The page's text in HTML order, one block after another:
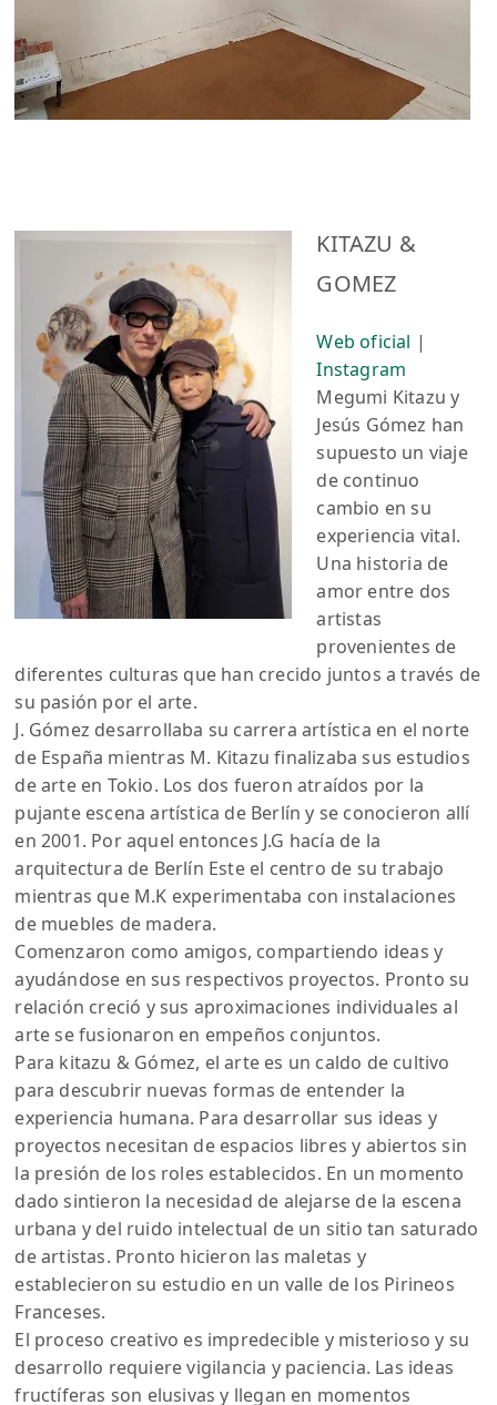
KITAZU &
GOMEZ
Web oficial |
Instagram
Megumi Kitazu y
Jesús Gómez han
supuesto un viaje
de continuo
cambio en su
experiencia vital.
Una historia de
amor entre dos
artistas
provenientes de
diferentes culturas que han crecido juntos a través de
su pasión por el arte.
J. Gómez desarrollaba su carrera artística en el norte
de España mientras M. Kitazu finalizaba sus estudios
de arte en Tokio. Los dos fueron atraídos por la
pujante escena artística de Berlín y se conocieron allí
en 2001. Por aquel entonces J.G hacía de la
arquitectura de Berlín Este el centro de su trabajo
mientras que M.K experimentaba con instalaciones
de muebles de madera.
Comenzaron como amigos, compartiendo ideas y
ayudándose en sus respectivos proyectos. Pronto su
relación creció y sus aproximaciones individuales al
arte se fusionaron en empeños conjuntos.
Para kitazu & Gómez, el arte es un caldo de cultivo
para descubrir nuevas formas de entender la
experiencia humana. Para desarrollar sus ideas y
proyectos necesitan de espacios libres y abiertos sin
la presión de los roles establecidos. En un momento
dado sintieron la necesidad de alejarse de la escena
urbana y del ruido intelectual de un sitio tan saturado
de artistas. Pronto hicieron las maletas y
establecieron su estudio en un valle de los Pirineos
Franceses.
El proceso creativo es impredecible y misterioso y su
desarrollo requiere vigilancia y paciencia. Las ideas
fructíferas son elusivas y llegan en momentos